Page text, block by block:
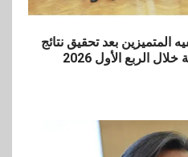
المتميزين بعد تحقيق نتائج
الربع الأول 2026